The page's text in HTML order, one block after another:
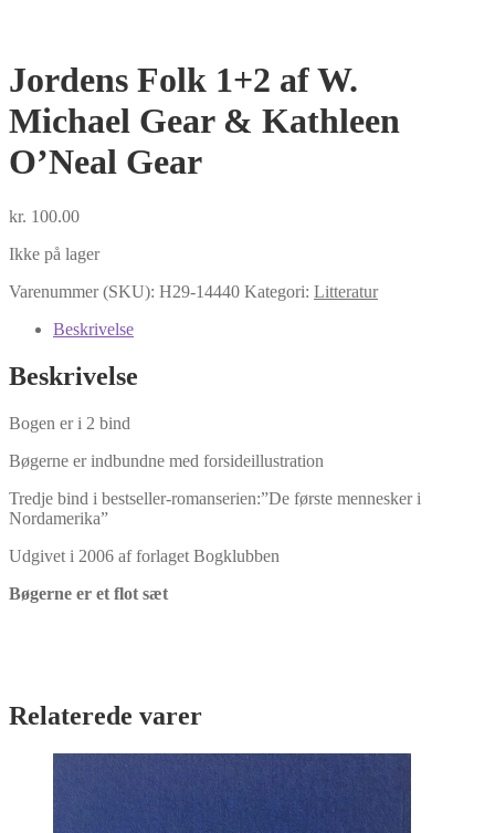
Jordens Folk 1+2 af W.
Michael Gear & Kathleen
O’Neal Gear
kr. 100.00
Ikke på lager
Varenummer (SKU): H29-14440 Kategori: Litteratur
Beskrivelse
Beskrivelse
Bogen er i 2 bind
Bøgerne er indbundne med forsideillustration
Tredje bind i bestseller-romanserien:”De første mennesker i
Nordamerika”
Udgivet i 2006 af forlaget Bogklubben
Bøgerne er et flot sæt
Relaterede varer